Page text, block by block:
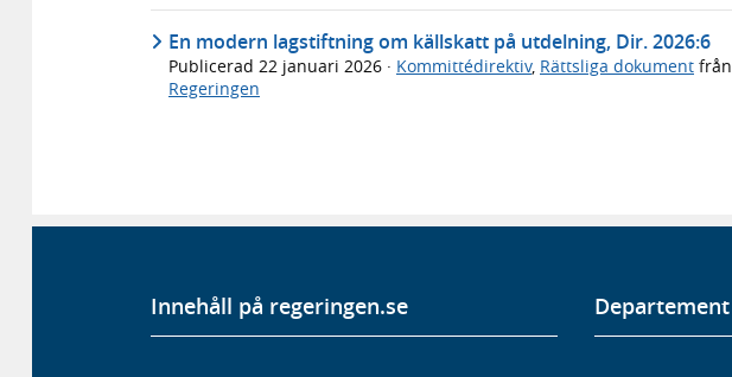
En modern lagstiftning om källskatt på utdelning, Dir. 2026:6
Publicerad 22 januari 2026 · Kommittédirektiv, Rättsliga dokument från
Regeringen
Innehåll på regeringen.se Departement